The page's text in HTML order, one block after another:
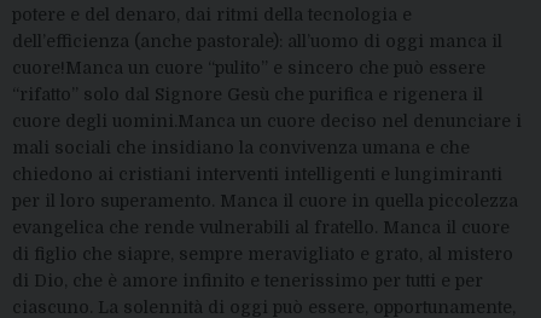
potere e del denaro, dai ritmi della tecnologia e
dell’efficienza (anche pastorale) : a ll’uomo di oggi manca il
cuore! Manca un cuore “pulito” e sincero che può essere
“rifatto”
solo dal Signore Gesù che purifica e rigenera il
cuore degli uomini. Manca un cuore deciso nel denunciare i
mali sociali che insidiano la convivenza umana e che
chiedono ai cristiani interventi intelligenti e lungimiranti
per il loro superamento.
Manca il cuore in quella piccolezza
evangelica che rende vulnerabil i al fratell o . Manca il cuore
di figlio che siapre , sempre meravigliato e grato, al mistero
di Dio che è amore infinito e tenerissimo per tutti e per
ciascuno
La solennità di oggi può essere, opportunamente,